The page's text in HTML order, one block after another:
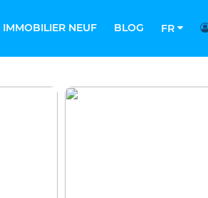
IMMOBILIER NEUF BLOG FR